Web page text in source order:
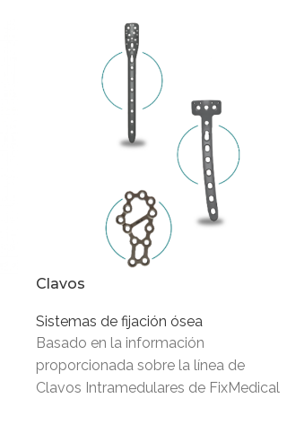
Clavos
Sistemas de fijación ósea
Basado en la información
proporcionada sobre la línea de
Clavos Intramedulares de FixMedical